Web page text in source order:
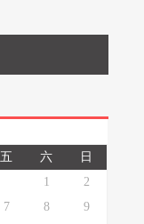
五 六 日
1
2
7 8
9